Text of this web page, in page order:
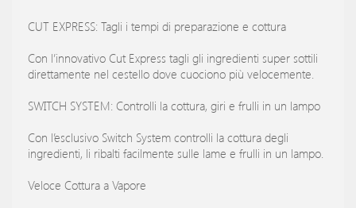
CUT EXPRESS: Tagli i tempi di preparazione e cottura
Con l’innovativo Cut Express tagli gli ingredienti super sottili
direttamente nel cestello dove cuociono più velocemente.
SWITCH SYSTEM: Controlli la cottura, giri e frulli in un lampo
Con l’esclusivo Switch System controlli la cottura degli
ingredienti, li ribalti facilmente sulle lame e frulli in un lampo.
Veloce Cottura a Vapore